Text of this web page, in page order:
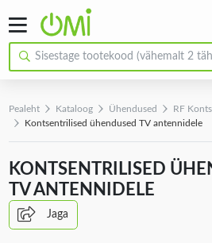
Pealeht Kataloog Ühendused
RF
Kontsentrilised ühendused TV antennidele
KONTSENTRILISED
TV ANTENNIDELE
Jaga